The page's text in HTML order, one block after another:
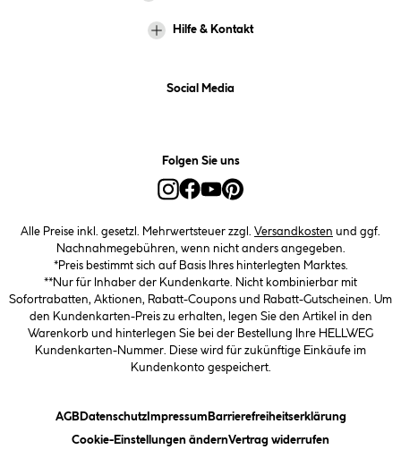
Hilfe & Kontakt
Social Media
Folgen Sie uns
Alle Preise inkl. gesetzl. Mehrwertsteuer zzgl. Versandkosten und ggf.
Nachnahmegebühren, wenn nicht anders angegeben.
*Preis bestimmt sich auf Basis Ihres hinterlegten Marktes.
**Nur für Inhaber der Kundenkarte. Nicht kombinierbar mit
Sofortrabatten, Aktionen, Rabatt-Coupons und Rabatt-Gutscheinen. Um
den Kundenkarten-Preis zu erhalten, legen Sie den Artikel in den
Warenkorb und hinterlegen Sie bei der Bestellung Ihre HELLWEG
Kundenkarten-Nummer. Diese wird für zukünftige Einkäufe im
Kundenkonto gespeichert.
AGB(öffnet ein Dialogfeld)
Datenschutz(öffnet ein Dialogfeld)
Impressum(öffnet ein Dialogfeld)
Barrierefreiheitserklärung(öffnet
Cookie-Einstellungen ändern(öffnet ein Dialogfeld)
Vertrag widerrufen